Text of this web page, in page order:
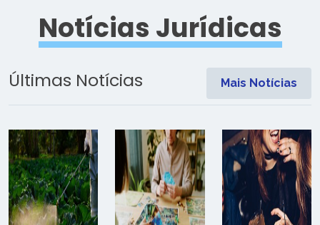
Notícias Jurídicas
Últimas Notícias Mais Notícias